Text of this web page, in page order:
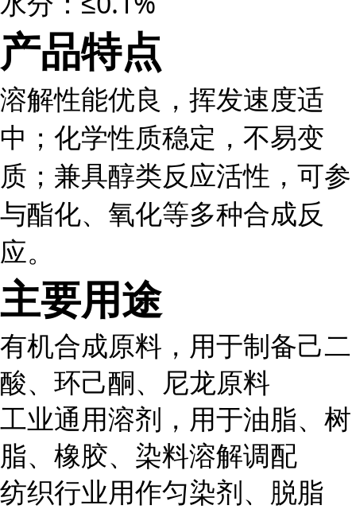
产品特点
溶解性能优良，挥发速度适
中；化学性质稳定，不易变
质；兼具醇类反应活性，可参
与酯化、氧化等多种合成反
应。
主要用途
有机合成原料，用于制备己二
酸、环己酮、尼龙原料
工业通用溶剂，用于油脂、树
脂、橡胶、染料溶解调配
纺织行业用作匀染剂、脱脂